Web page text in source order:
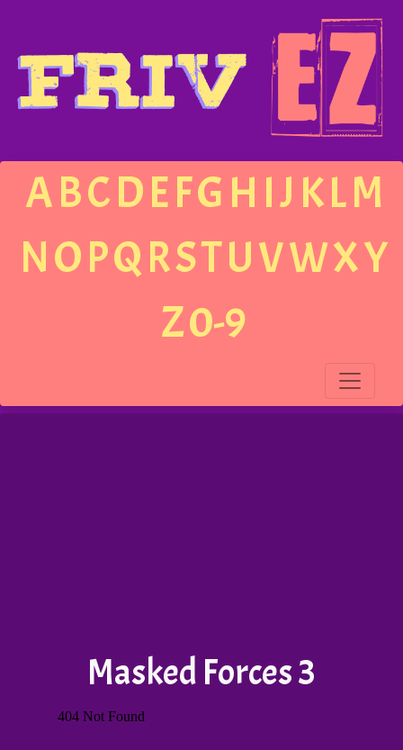
ABCDEFGH IJ KLM
NOPQRSTUVWXY
Z0-9
Masked Forces 3